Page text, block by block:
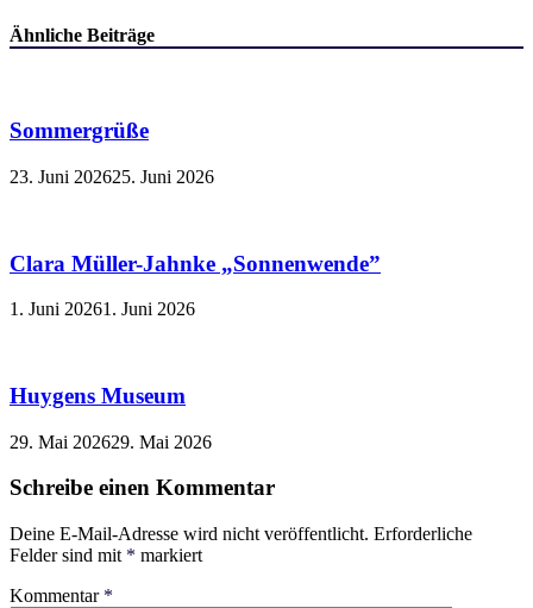
Ähnliche Beiträge
Sommergrüße
23. Juni 202625. Juni 2026
Clara Müller-Jahnke „Sonnenwende”
1. Juni 20261. Juni 2026
Huygens Museum
29. Mai 202629. Mai 2026
Schreibe einen Kommentar
Deine E-Mail-Adresse wird nicht veröffentlicht. Erforderliche
Felder sind mit * markiert
Kommentar *